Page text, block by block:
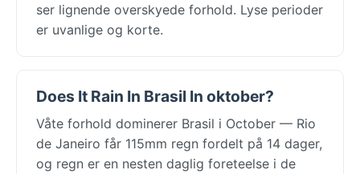
ser lignende overskyede forhold. Lyse perioder
er uvanlige og korte.
Does It Rain In Brasil In oktober?
Våte forhold dominerer Brasil i October — Rio
de Janeiro får 115mm regn fordelt på 14 dager,
og regn er en nesten daglig foreteelse i de